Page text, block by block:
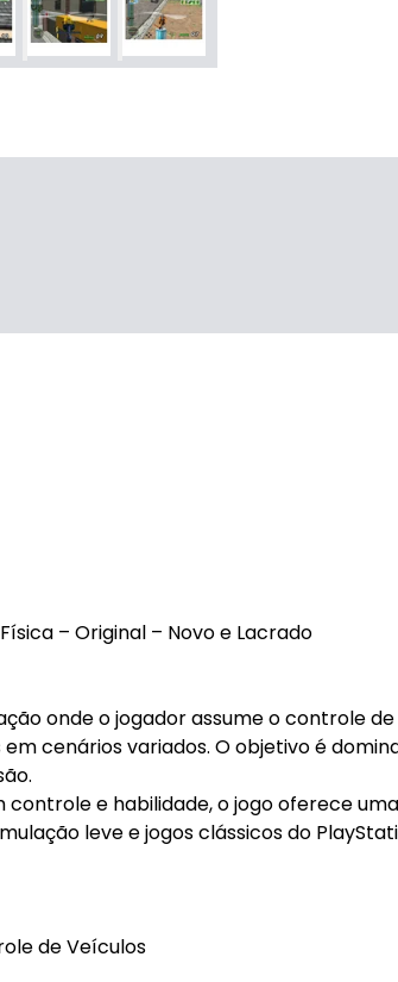
– Original – Novo e Lacrado
onde o jogador assume o controle
cenários variados. O objetivo é
e habilidade, o jogo oferece
leve e jogos clássicos do
de Veículos